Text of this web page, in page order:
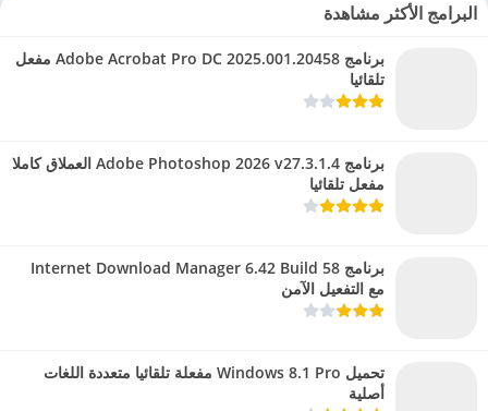
البرامج الأكثر مشاهدة
برنامج Adobe Acrobat Pro DC 2025.001.20458 مفعل
تلقائيا
برنامج Adobe Photoshop 2026 v27.3.1.4 العملاق كاملا
مفعل تلقائيا
برنامج Internet Download Manager 6.42 Build 58
مع التفعيل الآمن
تحميل Windows 8.1 Pro مفعلة تلقائيا متعددة اللغات
أصلية